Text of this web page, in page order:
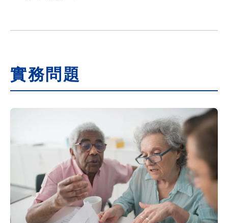
實務問題